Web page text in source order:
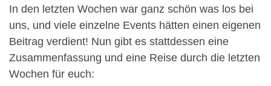
In den letzten Wochen war ganz schön was los bei
uns, und viele einzelne Events hätten einen eigenen
Beitrag verdient! Nun gibt es stattdessen eine
Zusammenfassung und eine Reise durch die letzten
Wochen für euch: